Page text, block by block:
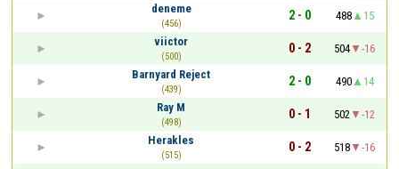
deneme
(456)
2 - 0 488
15
viictor
(500)
0 - 2 504
-16
Barnyard Reject
(439)
2 - 0 490
14
Ray M
(498)
0 - 1 502
-12
Herakles
(515)
0 - 2 518
-16